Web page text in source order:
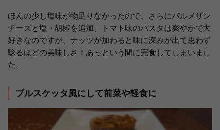
ほんの少し塩味が物足りなかったので、さらにパルメザン
チーズと塩・胡椒を追加。トマト味のパスタは爽やかで大
好きなのですが、ナッツが加わると味に深みが出て思わず
唸るほどの美味しさ！あっという間に完食してしまいまし
た。
ブルスケッタ風にして前菜や軽食に